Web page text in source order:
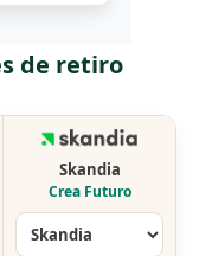
de retiro
Skandia
Crea Futuro